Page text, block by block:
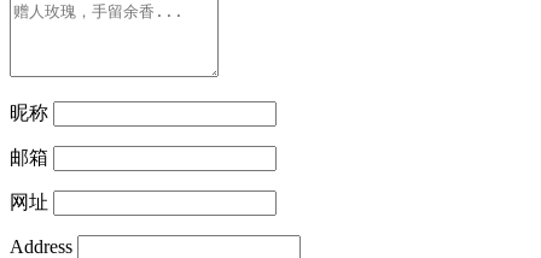
昵称
邮箱
网址
Address